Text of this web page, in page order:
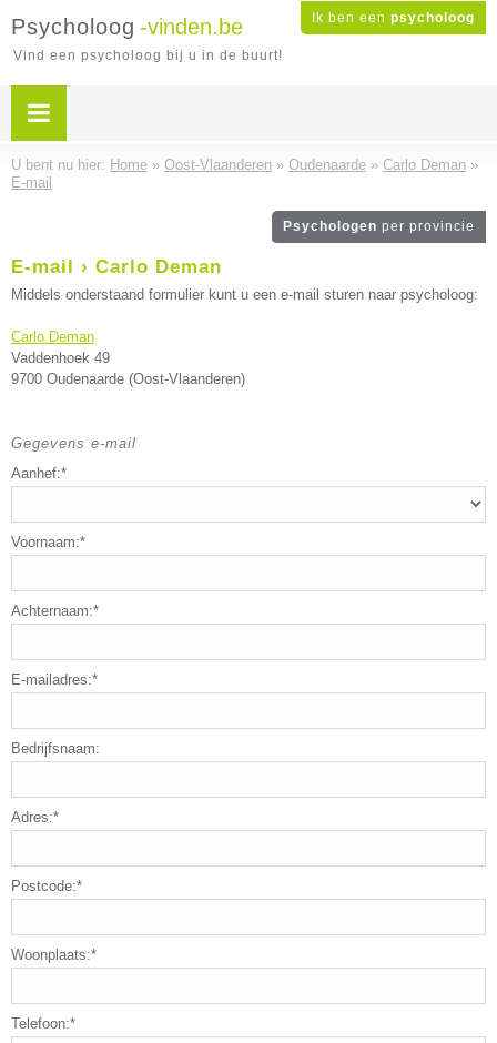
Ik ben een psycholoog
Psycholoog -vinden.be
Vind een psycholoog bij u in de buurt!
U bent nu hier: Home » Oost-Vlaanderen » Oudenaarde » Carlo Deman »
E-mail
Psychologen per provincie
E-mail › Carlo Deman
Middels onderstaand formulier kunt u een e-mail sturen naar psycholoog:
Carlo Deman
Vaddenhoek 49
9700 Oudenaarde (Oost-Vlaanderen)
Gegevens e-mail
Aanhef:*
Voornaam:*
Achternaam:*
E-mailadres:*
Bedrijfsnaam:
Adres:*
Postcode:*
Woonplaats:*
Telefoon:*